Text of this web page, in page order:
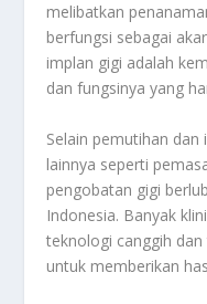
melibatkan
berfungsi sebagai
implan gigi adalah
dan fungsinya yang
Selain pemutihan
lainnya seperti
pengobatan gigi
Indonesia. Banyak
teknologi canggih
untuk memberikan